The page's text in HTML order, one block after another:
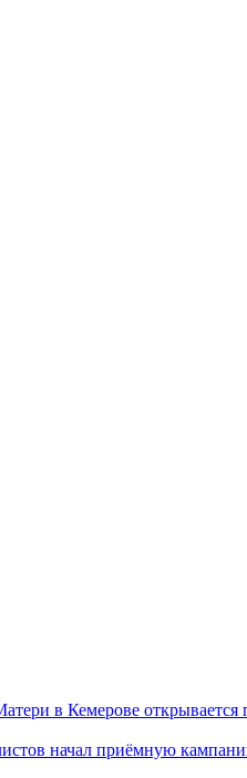
в Кемерове открывается
начал приёмную